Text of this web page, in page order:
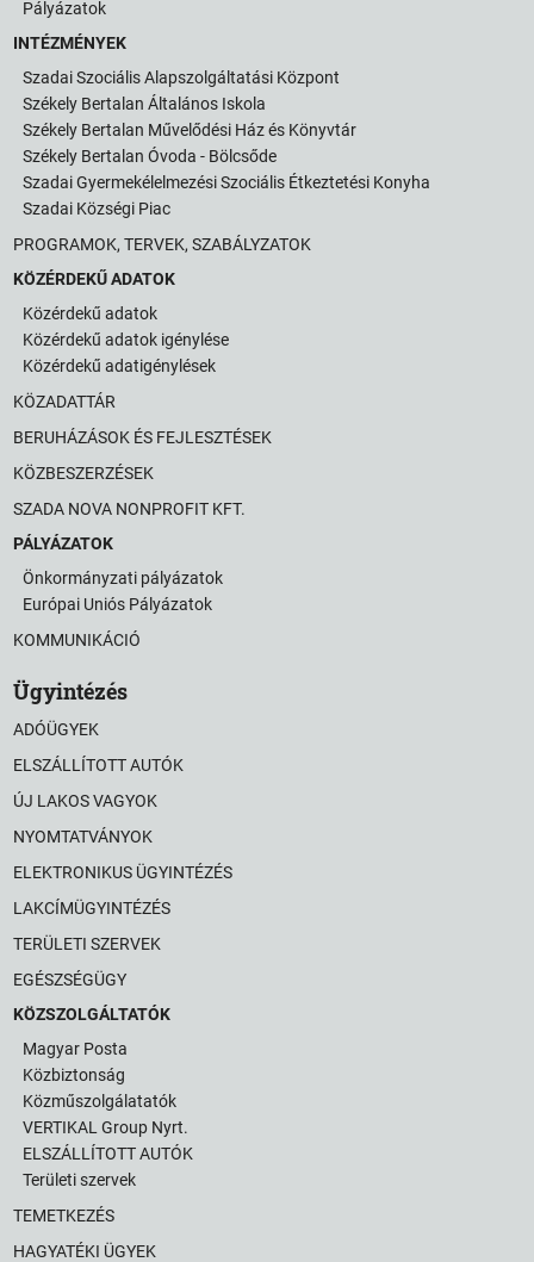
Pályázatok
INTÉZMÉNYEK
Szadai Szociális Alapszolgáltatási Központ
Székely Bertalan Általános Iskola
Székely Bertalan Művelődési Ház és Könyvtár
Székely Bertalan Óvoda - Bölcsőde
Szadai Gyermekélelmezési Szociális Étkeztetési Konyha
Szadai Községi Piac
PROGRAMOK, TERVEK, SZABÁLYZATOK
KÖZÉRDEKŰ ADATOK
Közérdekű adatok
Közérdekű adatok igénylése
Közérdekű adatigénylések
KÖZADATTÁR
BERUHÁZÁSOK ÉS FEJLESZTÉSEK
KÖZBESZERZÉSEK
SZADA NOVA NONPROFIT KFT.
PÁLYÁZATOK
Önkormányzati pályázatok
Európai Uniós Pályázatok
KOMMUNIKÁCIÓ
Ügyintézés
ADÓÜGYEK
ELSZÁLLÍTOTT AUTÓK
ÚJ LAKOS VAGYOK
NYOMTATVÁNYOK
ELEKTRONIKUS ÜGYINTÉZÉS
LAKCÍMÜGYINTÉZÉS
TERÜLETI SZERVEK
EGÉSZSÉGÜGY
KÖZSZOLGÁLTATÓK
Magyar Posta
Közbiztonság
Közműszolgálatatók
VERTIKAL Group Nyrt.
ELSZÁLLÍTOTT AUTÓK
Területi szervek
TEMETKEZÉS
HAGYATÉKI ÜGYEK